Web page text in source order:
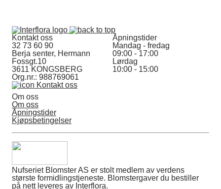
Kontakt oss
32 73 60 90
Berja senter, Hermann
Fossgt.10
3611 KONGSBERG
Org.nr.: 988769061
Kontakt oss
Åpningstider
Mandag - fredag
09:00 - 17:00
Lørdag
10:00 - 15:00
Om oss
Om oss
Åpningstider
Kjøpsbetingelser
Nufseriet Blomster AS er stolt medlem av verdens
største formidlingstjeneste. Blomstergaver du bestiller
på nett leveres av Interflora.